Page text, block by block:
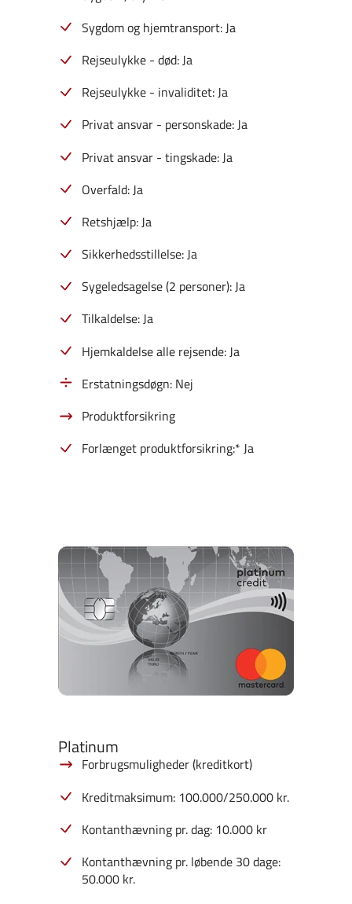
Sygdom og hjemtransport: Ja
Rejseulykke - død: Ja
Rejseulykke - invaliditet: Ja
Privat ansvar - personskade: Ja
Privat ansvar - tingskade: Ja
Overfald: Ja
Retshjælp: Ja
Sikkerhedsstillelse: Ja
Sygeledsagelse (2 personer): Ja
Tilkaldelse: Ja
Hjemkaldelse alle rejsende: Ja
Erstatningsdøgn: Nej
Produktforsikring
Forlænget produktforsikring:* Ja
Platinum
Forbrugsmuligheder (kreditkort)
Kreditmaksimum: 100.000/250.000 kr.
Kontanthævning pr. dag: 10.000 kr
Kontanthævning pr. løbende 30 dage:
50.000 kr.